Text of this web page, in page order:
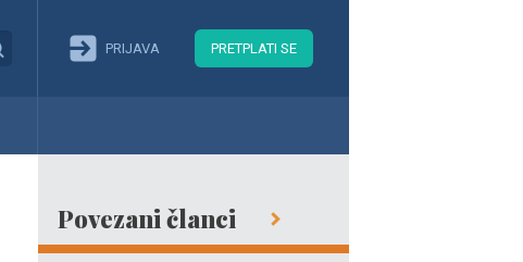
PRIJAVA PRETPLATI SE
Povezani članci